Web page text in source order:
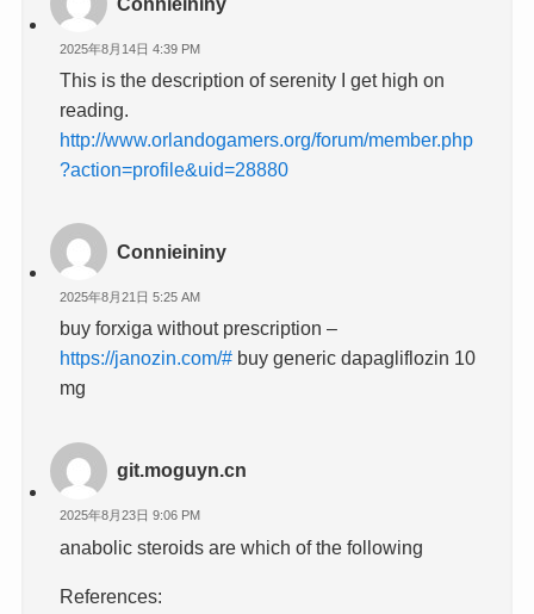
2025年8月14日 4:39 PM
This is the description of serenity I get high on
reading.
http://www.orlandogamers.org/forum/member.php
?action=profile&uid=28880
Connieininy
2025年8月21日 5:25 AM
buy forxiga without prescription –
https://janozin.com/# buy generic dapagliflozin 10
mg
git.moguyn.cn
2025年8月23日 9:06 PM
anabolic steroids are which of the following
References: